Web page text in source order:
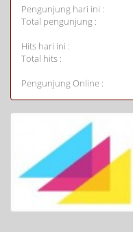
Pengunjung hari ini :
Total pengunjung :
Hits hari ini :
Total hits :
Pengunjung Online :